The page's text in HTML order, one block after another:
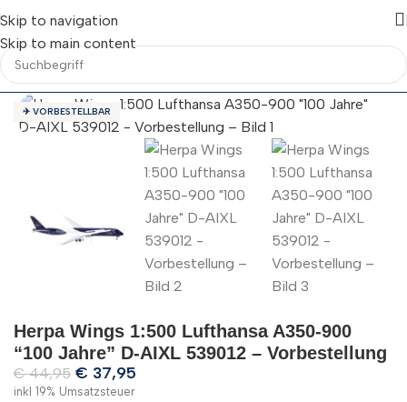
Skip to navigation
Skip to main content
✈ VORBESTELLBAR
Herpa Wings 1:500 Lufthansa A350-900
“100 Jahre” D-AIXL 539012 – Vorbestellung
€44,95 € 37,95
inkl 19% Umsatzsteuer